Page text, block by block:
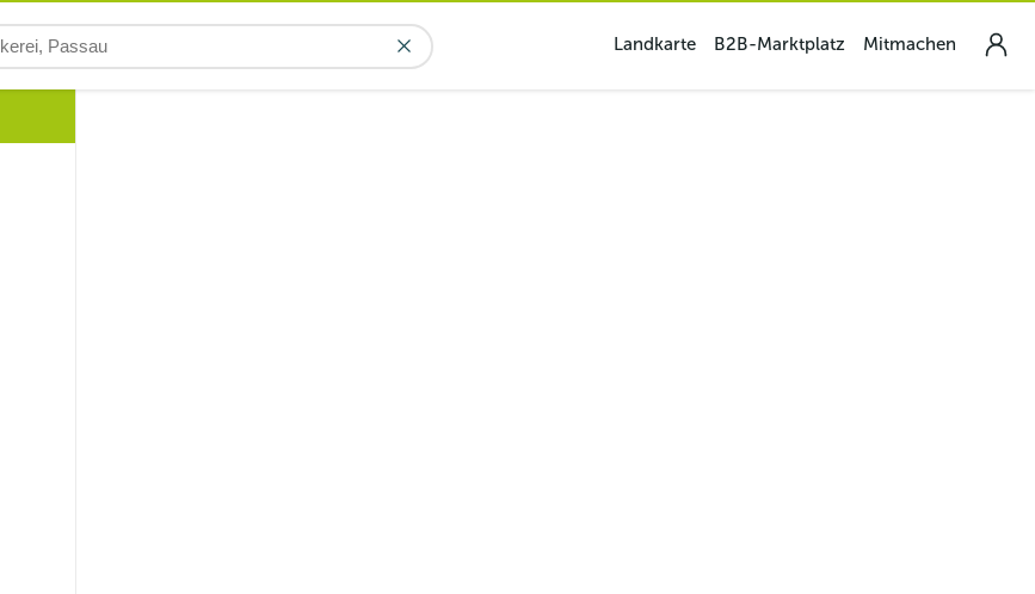
Landkarte B2B-Marktplatz Mitmachen